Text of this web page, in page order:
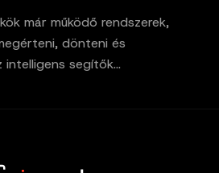
már működő rendszerek,
dönteni és
intelligens segítők…